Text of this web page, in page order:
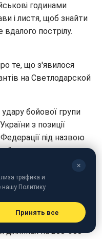
годинами
і листя, щоб знайти
вдалого пострілу.
те, що з'явилося
на Светлодарской
удару бойової групи
з позиції
під назвою
дуги.
що
територій в "сірій
часом українські
ділянках на 200-300
✕
трафика и
нашу Политику
Принять все